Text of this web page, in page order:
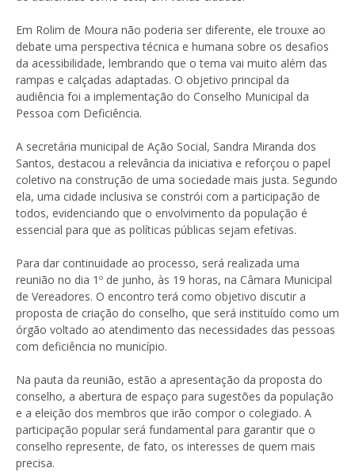
Em Rolim de Moura não poderia ser diferente, ele trouxe ao
debate uma perspectiva técnica e humana sobre os desafios
da acessibilidade, lembrando que o tema vai muito além das
rampas e calçadas adaptadas. O objetivo principal da
audiência foi a implementação do Conselho Municipal da
Pessoa com Deficiência.
A secretária municipal de Ação Social, Sandra Miranda dos
Santos, destacou a relevância da iniciativa e reforçou o papel
coletivo na construção de uma sociedade mais justa. Segundo
ela, uma cidade inclusiva se constrói com a participação de
todos, evidenciando que o envolvimento da população é
essencial para que as políticas públicas sejam efetivas.
Para dar continuidade ao processo, será realizada uma
reunião no dia 1º de junho, às 19 horas, na Câmara Municipal
de Vereadores. O encontro terá como objetivo discutir a
proposta de criação do conselho, que será instituído como um
órgão voltado ao atendimento das necessidades das pessoas
com deficiência no município.
Na pauta da reunião, estão a apresentação da proposta do
conselho, a abertura de espaço para sugestões da população
e a eleição dos membros que irão compor o colegiado. A
participação popular será fundamental para garantir que o
conselho represente, de fato, os interesses de quem mais
precisa.